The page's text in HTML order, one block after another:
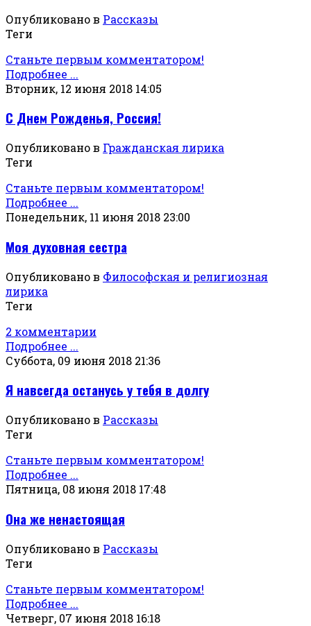
Опубликовано в Рассказы
Теги
Станьте первым комментатором!
Подробнее ...
Вторник, 12 июня 2018 14:05
С Днем Рожденья, Россия!
Опубликовано в Гражданская лирика
Теги
Станьте первым комментатором!
Подробнее ...
Понедельник, 11 июня 2018 23:00
Моя духовная сестра
Опубликовано в Философская и религиозная
лирика
Теги
2 комментарии
Подробнее ...
Суббота, 09 июня 2018 21:36
Я навсегда останусь у тебя в долгу
Опубликовано в Рассказы
Теги
Станьте первым комментатором!
Подробнее ...
Пятница, 08 июня 2018 17:48
Она же ненастоящая
Опубликовано в Рассказы
Теги
Станьте первым комментатором!
Подробнее ...
Четверг, 07 июня 2018 16:18